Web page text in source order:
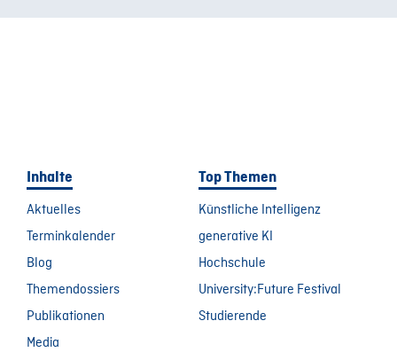
Inhalte
Aktuelles
Terminkalender
Blog
Themendossiers
Publikationen
Media
Top Themen
Künstliche Intelligenz
generative KI
Hochschule
University:Future Festival
Studierende